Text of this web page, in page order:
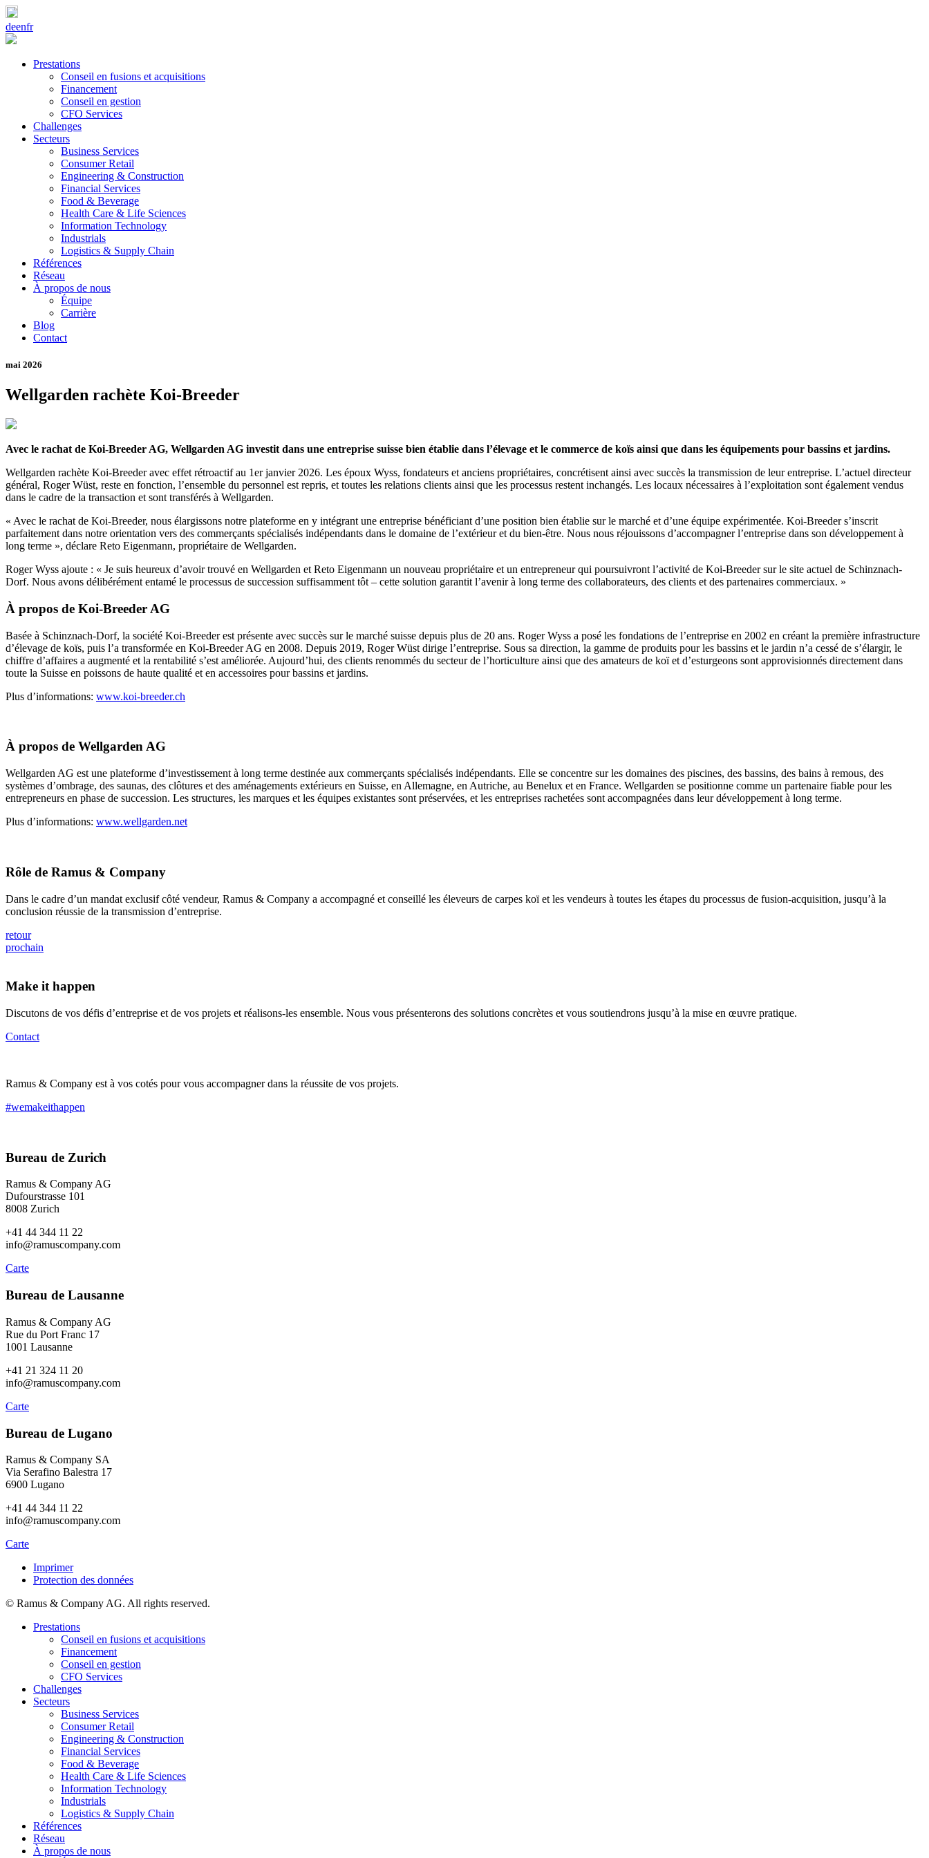
deenfr
Prestations
Conseil en fusions et acquisitions
Financement
Conseil en gestion
CFO Services
Challenges
Secteurs
Business Services
Consumer Retail
Engineering & Construction
Financial Services
Food & Beverage
Health Care & Life Sciences
Information Technology
Industrials
Logistics & Supply Chain
Références
Réseau
À propos de nous
Équipe
Carrière
Blog
Contact
mai 2026
Wellgarden rachète Koi-Breeder
Avec le rachat de Koi-Breeder AG, Wellgarden AG investit dans une entreprise suisse bien établie dans l’élevage et le commerce de koïs ainsi que dans les équipements pour bassins et jardins.
Wellgarden rachète Koi-Breeder avec effet rétroactif au 1er janvier 2026. Les époux Wyss, fondateurs et anciens propriétaires, concrétisent ainsi avec succès la transmission de leur entreprise. L’actuel directeur
général, Roger Wüst, reste en fonction, l’ensemble du personnel est repris, et toutes les relations clients ainsi que les processus restent inchangés. Les locaux nécessaires à l’exploitation sont également vendus
dans le cadre de la transaction et sont transférés à Wellgarden.
« Avec le rachat de Koi-Breeder, nous élargissons notre plateforme en y intégrant une entreprise bénéficiant d’une position bien établie sur le marché et d’une équipe expérimentée. Koi-Breeder s’inscrit
parfaitement dans notre orientation vers des commerçants spécialisés indépendants dans le domaine de l’extérieur et du bien-être. Nous nous réjouissons d’accompagner l’entreprise dans son développement à
long terme », déclare Reto Eigenmann, propriétaire de Wellgarden.
Roger Wyss ajoute : « Je suis heureux d’avoir trouvé en Wellgarden et Reto Eigenmann un nouveau propriétaire et un entrepreneur qui poursuivront l’activité de Koi-Breeder sur le site actuel de Schinznach-
Dorf. Nous avons délibérément entamé le processus de succession suffisamment tôt – cette solution garantit l’avenir à long terme des collaborateurs, des clients et des partenaires commerciaux. »
À propos de Koi-Breeder AG
Basée à Schinznach-Dorf, la société Koi-Breeder est présente avec succès sur le marché suisse depuis plus de 20 ans. Roger Wyss a posé les fondations de l’entreprise en 2002 en créant la première infrastructure
d’élevage de koïs, puis l’a transformée en Koi-Breeder AG en 2008. Depuis 2019, Roger Wüst dirige l’entreprise. Sous sa direction, la gamme de produits pour les bassins et le jardin n’a cessé de s’élargir, le
chiffre d’affaires a augmenté et la rentabilité s’est améliorée. Aujourd’hui, des clients renommés du secteur de l’horticulture ainsi que des amateurs de koï et d’esturgeons sont approvisionnés directement dans
toute la Suisse en poissons de haute qualité et en accessoires pour bassins et jardins.
Plus d’informations: www.koi-breeder.ch
À propos de Wellgarden AG
Wellgarden AG est une plateforme d’investissement à long terme destinée aux commerçants spécialisés indépendants. Elle se concentre sur les domaines des piscines, des bassins, des bains à remous, des
systèmes d’ombrage, des saunas, des clôtures et des aménagements extérieurs en Suisse, en Allemagne, en Autriche, au Benelux et en France. Wellgarden se positionne comme un partenaire fiable pour les
entrepreneurs en phase de succession. Les structures, les marques et les équipes existantes sont préservées, et les entreprises rachetées sont accompagnées dans leur développement à long terme.
Plus d’informations: www.wellgarden.net
Rôle de Ramus & Company
Dans le cadre d’un mandat exclusif côté vendeur, Ramus & Company a accompagné et conseillé les éleveurs de carpes koï et les vendeurs à toutes les étapes du processus de fusion-acquisition, jusqu’à la
conclusion réussie de la transmission d’entreprise.
retour
prochain
Make it happen
Discutons de vos défis d’entreprise et de vos projets et réalisons-les ensemble. Nous vous présenterons des solutions concrètes et vous soutiendrons jusqu’à la mise en œuvre pratique.
Contact
Ramus & Company est à vos cotés pour vous accompagner dans la réussite de vos projets.
#wemakeithappen
Bureau de Zurich
Ramus & Company AG
Dufourstrasse 101
8008 Zurich
+41 44 344 11 22
info@ramuscompany.com
Carte
Bureau de Lausanne
Ramus & Company AG
Rue du Port Franc 17
1001 Lausanne
+41 21 324 11 20
info@ramuscompany.com
Carte
Bureau de Lugano
Ramus & Company SA
Via Serafino Balestra 17
6900 Lugano
+41 44 344 11 22
info@ramuscompany.com
Carte
Imprimer
Protection des données
© Ramus & Company AG. All rights reserved.
Prestations
Conseil en fusions et acquisitions
Financement
Conseil en gestion
CFO Services
Challenges
Secteurs
Business Services
Consumer Retail
Engineering & Construction
Financial Services
Food & Beverage
Health Care & Life Sciences
Information Technology
Industrials
Logistics & Supply Chain
Références
Réseau
À propos de nous